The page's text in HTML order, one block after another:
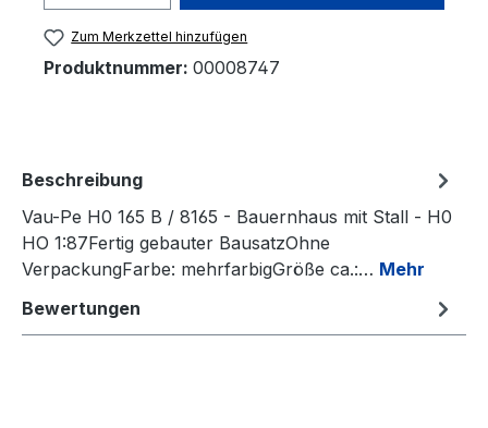
Zum Merkzettel hinzufügen
Produktnummer: 00008747
Beschreibung
Vau-Pe H0 165 B / 8165 - Bauernhaus mit Stall - H0
HO 1:87Fertig gebauter BausatzOhne
VerpackungFarbe: mehrfarbigGröße ca.:… Mehr
Bewertungen